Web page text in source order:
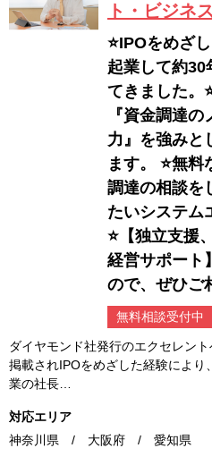
ト・ビジネ
⭐️IPOをめざ
起業して約30
てきました。
『資金調達
力』を強みと
ます。 ⭐️無
調達の相談を
たいシステム
⭐️【独立支援
経営サポート
ので、ぜひご
無料相談受付中
ダイヤモンド社発行のエクセレン
掲載されIPOをめざした経験によ
業の社長…
対応エリア
神奈川県 / 大阪府 / 愛知県